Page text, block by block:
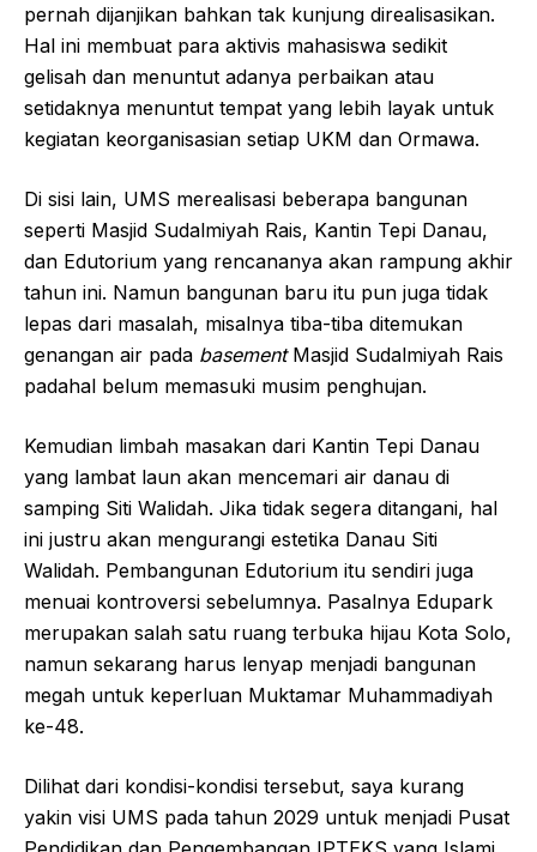
pernah dijanjikan bahkan tak kunjung direalisasikan.
Hal ini membuat para aktivis mahasiswa sedikit
gelisah dan menuntut adanya perbaikan atau
setidaknya menuntut tempat yang lebih layak untuk
kegiatan keorganisasian setiap UKM dan Ormawa.
Di sisi lain, UMS merealisasi beberapa bangunan
seperti Masjid Sudalmiyah Rais, Kantin Tepi Danau,
dan Edutorium yang rencananya akan rampung akhir
tahun ini. Namun bangunan baru itu pun juga tidak
lepas dari masalah, misalnya tiba-tiba ditemukan
genangan air pada basement Masjid Sudalmiyah Rais
padahal belum memasuki musim penghujan.
Kemudian limbah masakan dari Kantin Tepi Danau
yang lambat laun akan mencemari air danau di
samping Siti Walidah. Jika tidak segera ditangani, hal
ini justru akan mengurangi estetika Danau Siti
Walidah. Pembangunan Edutorium itu sendiri juga
menuai kontroversi sebelumnya. Pasalnya Edupark
merupakan salah satu ruang terbuka hijau Kota Solo,
namun sekarang harus lenyap menjadi bangunan
megah untuk keperluan Muktamar Muhammadiyah
ke-48.
Dilihat dari kondisi-kondisi tersebut, saya kurang
yakin visi UMS pada tahun 2029 untuk menjadi Pusat